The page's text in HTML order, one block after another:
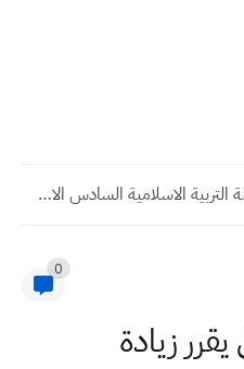
حل اسئلة التربية الاسلامية السادس الادبي 2022 الدور الاول
0
يقرر زيادة